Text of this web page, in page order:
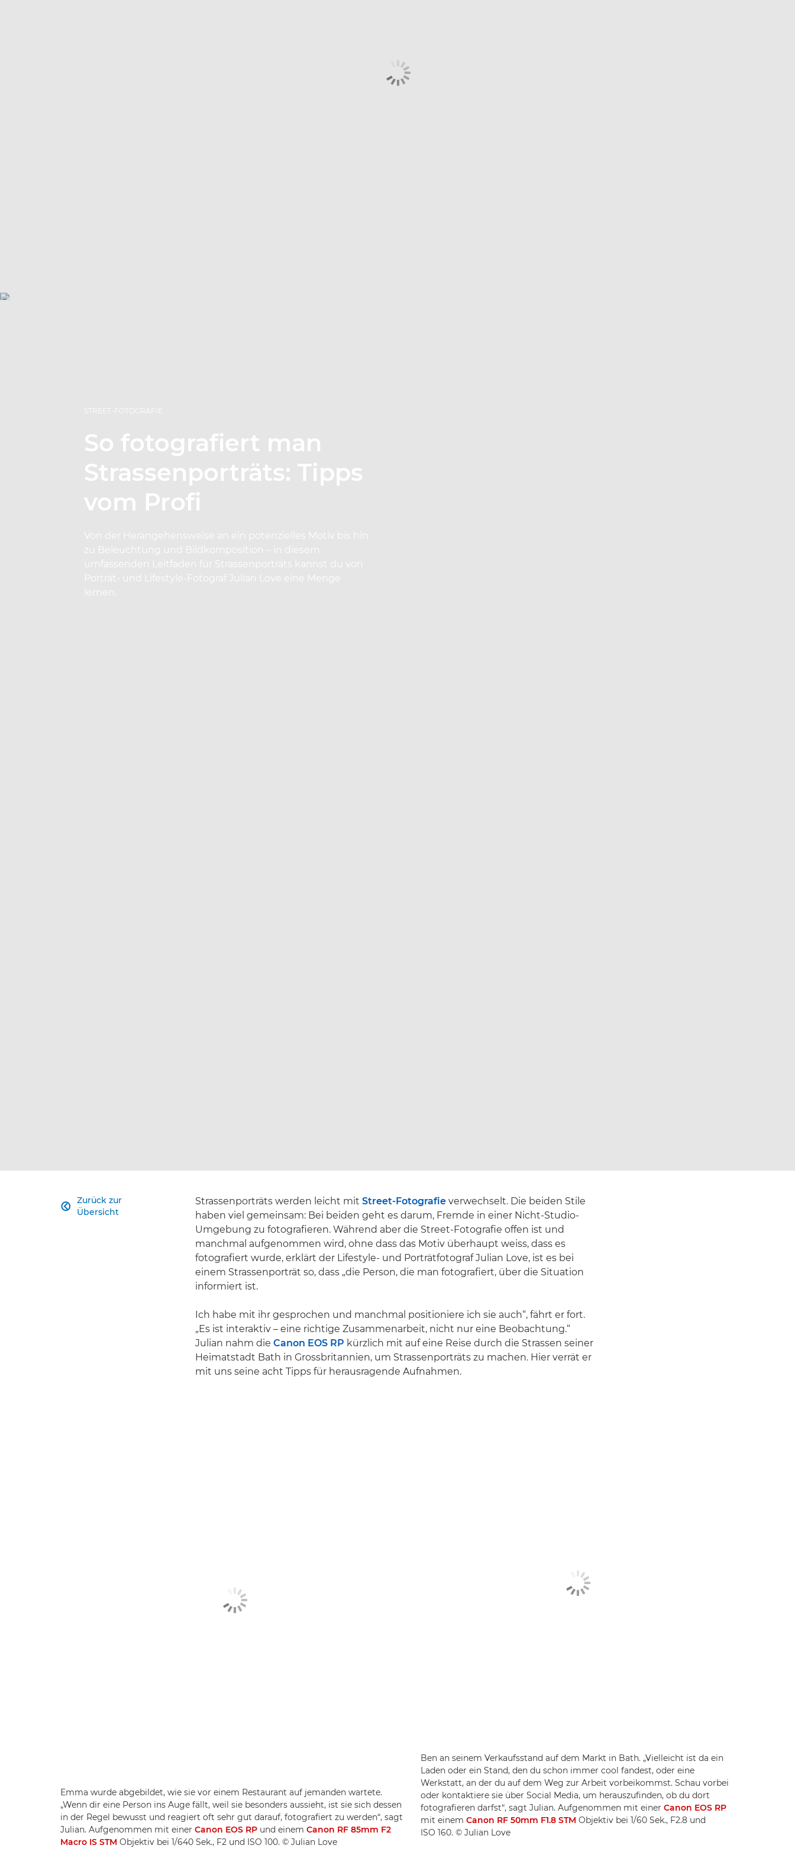
STREET-FOTOGRAFIE
So fotografiert man
Strassenporträts: Tipps
vom Profi
Von der Herangehensweise an ein potenzielles Motiv bis hin
zu Beleuchtung und Bildkomposition – in diesem
umfassenden Leitfaden für Strassenporträts kannst du von
Porträt- und Lifestyle-Fotograf Julian Love eine Menge
lernen.
Zurück zur
Übersicht
 Strassenporträts werden leicht mit Street-Fotografie verwechselt. Die beiden Stile
haben viel gemeinsam: Bei beiden geht es darum, Fremde in einer Nicht-Studio-
Umgebung zu fotografieren. Während aber die Street-Fotografie offen ist und
manchmal aufgenommen wird, ohne dass das Motiv überhaupt weiss, dass es
fotografiert wurde, erklärt der Lifestyle- und Porträtfotograf Julian Love, ist es bei
einem Strassenporträt so, dass „die Person, die man fotografiert, über die Situation
informiert ist.
Ich habe mit ihr gesprochen und manchmal positioniere ich sie auch“, fährt er fort.
„Es ist interaktiv – eine richtige Zusammenarbeit, nicht nur eine Beobachtung.“
Julian nahm die Canon EOS RP kürzlich mit auf eine Reise durch die Strassen seiner
Heimatstadt Bath in Grossbritannien, um Strassenporträts zu machen. Hier verrät er
mit uns seine acht Tipps für herausragende Aufnahmen.
Emma wurde abgebildet, wie sie vor einem Restaurant auf jemanden wartete.
„Wenn dir eine Person ins Auge fällt, weil sie besonders aussieht, ist sie sich dessen
in der Regel bewusst und reagiert oft sehr gut darauf, fotografiert zu werden“, sagt
Julian. Aufgenommen mit einer Canon EOS RP und einem Canon RF 85mm F2
Macro IS STM Objektiv bei 1/640 Sek., F2 und ISO 100. © Julian Love
Ben an seinem Verkaufsstand auf dem Markt in Bath. „Vielleicht ist da ein
Laden oder ein Stand, den du schon immer cool fandest, oder eine
Werkstatt, an der du auf dem Weg zur Arbeit vorbeikommst. Schau vorbei
oder kontaktiere sie über Social Media, um herauszufinden, ob du dort
fotografieren darfst“, sagt Julian. Aufgenommen mit einer Canon EOS RP
mit einem Canon RF 50mm F1.8 STM Objektiv bei 1/60 Sek., F2.8 und
ISO 160. © Julian Love